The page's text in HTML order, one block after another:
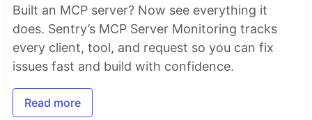
Built an MCP server? Now see everything it
does. Sentry’s MCP Server Monitoring tracks
every client, tool, and request so you can fix
issues fast and build with confidence.
Read more